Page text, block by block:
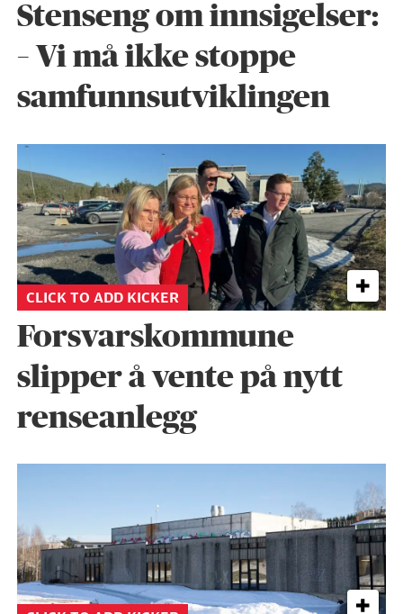
Stenseng om innsigelser:
– Vi må ikke stoppe
samfunnsutviklingen
CLICK TO ADD KICKER
Forsvarskommune
slipper å vente på nytt
renseanlegg